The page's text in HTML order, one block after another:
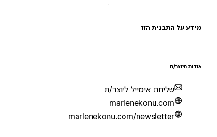
על התבנית הזו
היוצר/ת
שליחת אימייל ליוצר/ת
marlenekonu.com
marlenekonu.com/newsletter